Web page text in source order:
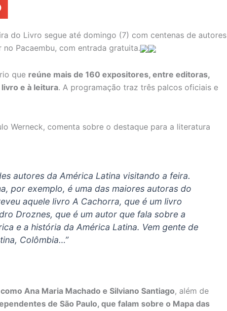
do Livro segue até domingo (7) com centenas de autores
Pacaembu, com entrada gratuita.
que reúne mais de 160 expositores, entre editoras,
e à leitura. A programação traz três palcos oficiais e
Werneck, comenta sobre o destaque para a literatura
autores da América Latina visitando a feira.
por exemplo, é uma das maiores autoras do
aquele livro A Cachorra, que é um livro
Droznes, que é um autor que fala sobre a
e a história da América Latina. Vem gente de
Colômbia…”
Ana Maria Machado e Silviano Santiago, além de
de São Paulo, que falam sobre o Mapa das